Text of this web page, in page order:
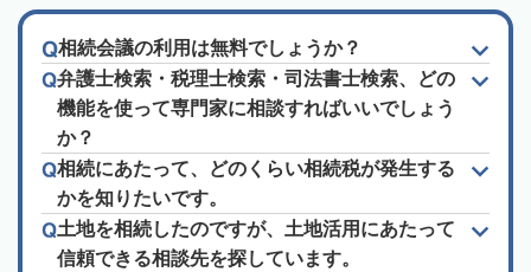
相続会議の利用は無料でしょうか？
弁護士検索・税理士検索・司法書士検索、どの
機能を使って専門家に相談すればいいでしょう
か？
相続にあたって、どのくらい相続税が発生する
かを知りたいです。
土地を相続したのですが、土地活用にあたって
信頼できる相談先を探しています。